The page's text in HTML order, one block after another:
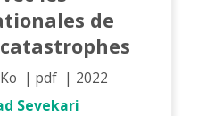
de
pdf
2022
Sevekari